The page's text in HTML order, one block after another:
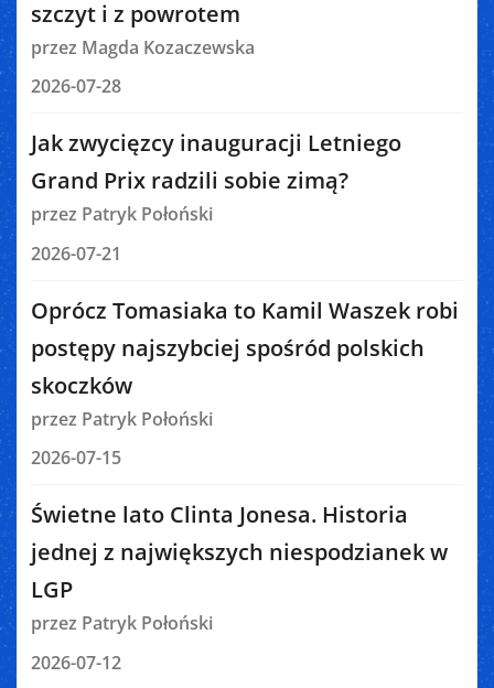
szczyt i z powrotem
przez Magda Kozaczewska
2026-07-28
Jak zwycięzcy inauguracji Letniego
Grand Prix radzili sobie zimą?
przez Patryk Połoński
2026-07-21
Oprócz Tomasiaka to Kamil Waszek robi
postępy najszybciej spośród polskich
skoczków
przez Patryk Połoński
2026-07-15
Świetne lato Clinta Jonesa. Historia
jednej z największych niespodzianek w
LGP
przez Patryk Połoński
2026-07-12